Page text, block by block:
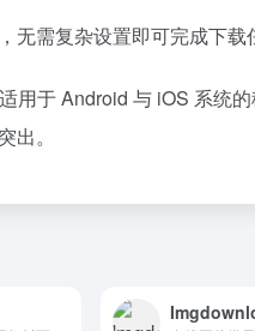
无需复杂设置即可完成下
用于 Android 与 iOS 系统
出。